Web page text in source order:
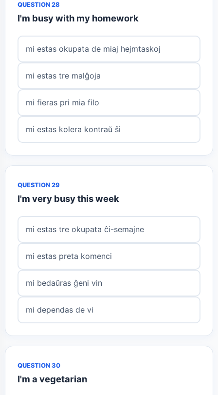
QUESTION 28
I'm busy with my homework
mi estas okupata de miaj hejmtaskoj
mi estas tre malĝoja
mi fieras pri mia filo
mi estas kolera kontraŭ ŝi
QUESTION 29
I'm very busy this week
mi estas tre okupata ĉi-semajne
mi estas preta komenci
mi bedaŭras ĝeni vin
mi dependas de vi
QUESTION 30
I'm a vegetarian